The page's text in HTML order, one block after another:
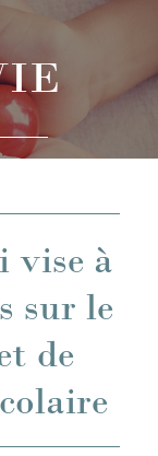
vise à
sur le
de